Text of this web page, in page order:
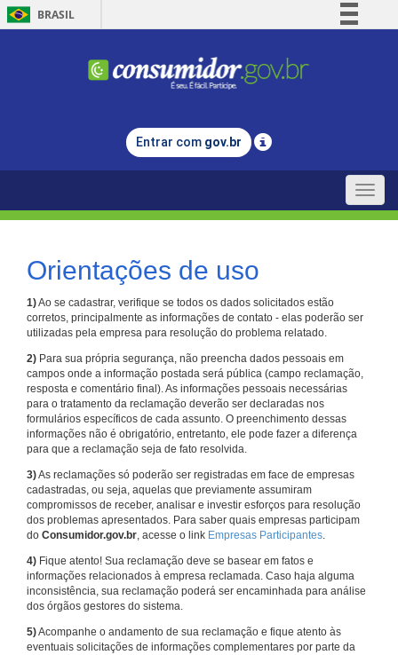
BRASIL
Comunica BR
Legislação
Entrar com gov.br
Toggle
Orientações de uso
1)Ao se cadastrar, verifique se todos os dados solicitados estão
corretos, principalmente as informações de contato - elas poderão ser
utilizadas pela empresa para resolução do problema relatado.
2) Para sua própria segurança, não preencha dados pessoais em
campos onde a informação postada será pública (campo reclamação,
resposta e comentário final). As informações pessoais necessárias
para o tratamento da reclamação deverão ser declaradas nos
formulários específicos de cada assunto. O preenchimento dessas
informações não é obrigatório, entretanto, ele pode fazer a diferença
para que a reclamação seja de fato resolvida.
3)As reclamações só poderão ser registradas em face de empresas
cadastradas, ou seja, aquelas que previamente assumiram
compromissos de receber, analisar e investir esforços para resolução
dos problemas apresentados. Para saber quais empresas participam
do Consumidor.gov.br, acesse o link Empresas Participantes.
4) Fique atento! Sua reclamação deve se basear em fatos e
informações relacionados à empresa reclamada. Caso haja alguma
inconsistência, sua reclamação poderá ser encaminhada para análise
dos órgãos gestores do sistema.
5)Acompanhe o andamento de sua reclamação e fique atento às
eventuais solicitações de informações complementares por parte da